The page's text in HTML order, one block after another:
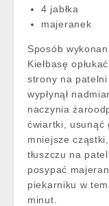
4 jabłka
majeranek
Sposób
Kiełbasę
strony na patelni
wypłynął
naczynia
ćwiartki, usunąć
mniejsze
tłuszczu na
posypać
piekarniku w
minut.